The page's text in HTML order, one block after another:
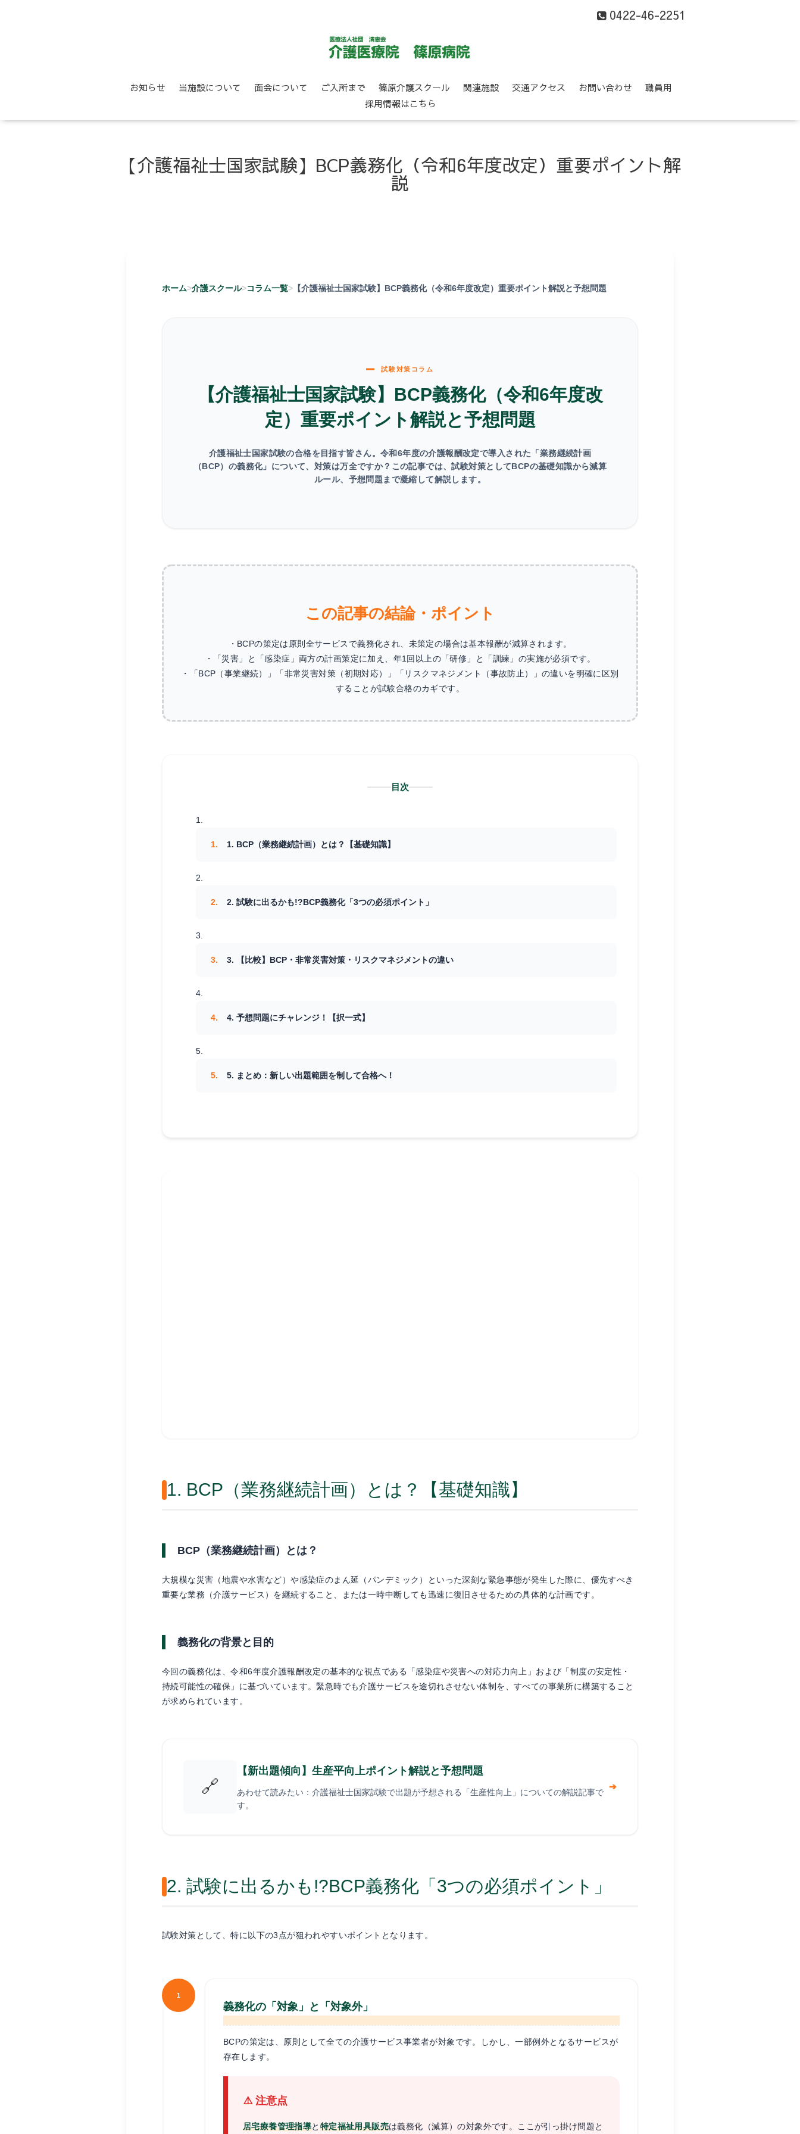
0422-46-2251
お知らせ 当施設について 面会について ご入所まで 篠原介護スクール 関連施設 交通アクセス お問い合わせ
職員用
採用情報はこちら
【介護福祉士国家試験】BCP義務化（令和6年度改定）重要ポイント解
説
ホーム 介護スクール コラム一覧 【介護福祉士国家試験】BCP義務化（令和6年度改定）重要ポイント解説と予想問題
試験対策コラム
【介護福祉士国家試験】BCP義務化（令和6年度改
定）重要ポイント解説と予想問題
介護福祉士国家試験の合格を目指す皆さん。令和6年度の介護報酬改定で導入された「業務継続計画
（BCP）の義務化」について、対策は万全ですか？この記事では、試験対策としてBCPの基礎知識から減算
ルール、予想問題まで凝縮して解説します。
この記事の結論・ポイント
・BCPの策定は原則全サービスで義務化され、未策定の場合は基本報酬が減算されます。
・「災害」と「感染症」両方の計画策定に加え、年1回以上の「研修」と「訓練」の実施が必須です。
・「BCP（事業継続）」「非常災害対策（初期対応）」「リスクマネジメント（事故防止）」の違いを明確に区別
することが試験合格のカギです。
目次
1. BCP（業務継続計画）とは？【基礎知識】
2. 試験に出るかも!?BCP義務化「3つの必須ポイント」
3. 【比較】BCP・非常災害対策・リスクマネジメントの違い
4. 予想問題にチャレンジ！【択一式】
5. まとめ：新しい出題範囲を制して合格へ！
1. BCP（業務継続計画）とは？【基礎知識】
BCP（業務継続計画）とは？
大規模な災害（地震や水害など）や感染症のまん延（パンデミック）といった深刻な緊急事態が発生した際に、優先すべき
重要な業務（介護サービス）を継続すること、または一時中断しても迅速に復旧させるための具体的な計画です。
義務化の背景と目的
今回の義務化は、令和6年度介護報酬改定の基本的な視点である「感染症や災害への対応力向上」および「制度の安定性・
持続可能性の確保」に基づいています。緊急時でも介護サービスを途切れさせない体制を、すべての事業所に構築すること
が求められています。
🔗
【新出題傾向】生産平向上ポイント解説と予想問題
あわせて読みたい：介護福祉士国家試験で出題が予想される「生産性向上」についての解説記事で
す。
➔
2. 試験に出るかも!?BCP義務化「3つの必須ポイント」
試験対策として、特に以下の3点が狙われやすいポイントとなります。
1
義務化の「対象」と「対象外」
BCPの策定は、原則として全ての介護サービス事業者が対象です。しかし、一部例外となるサービスが
存在します。
⚠️ 注意点
居宅療養管理指導と 特定福祉用具販売は義務化（減算）の対象外です。ここが引っ掛け問題と